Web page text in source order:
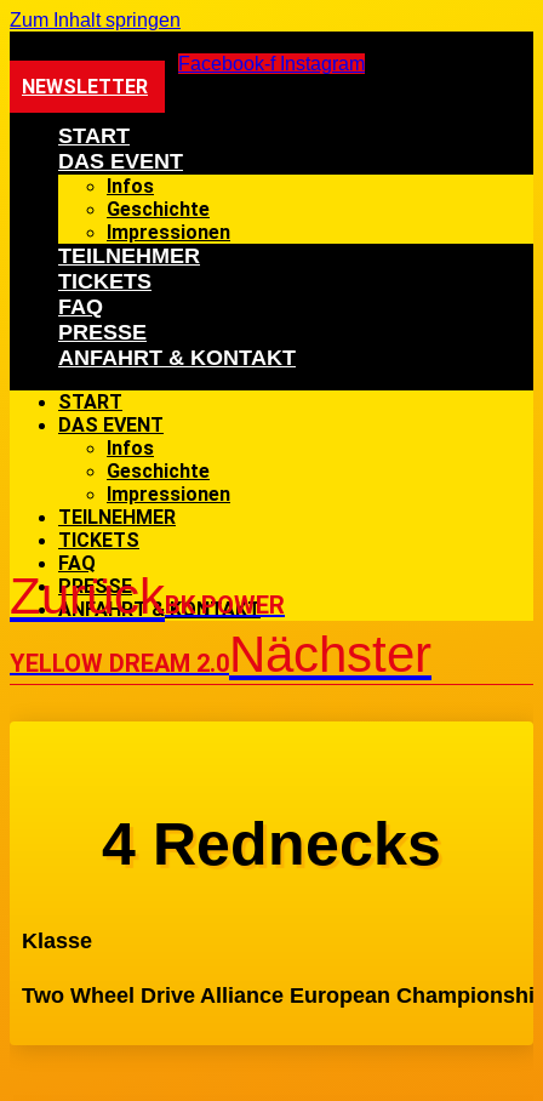
Zum Inhalt springen
Facebook-f Instagram
NEWSLETTER
START
DAS EVENT
Infos
Geschichte
Impressionen
TEILNEHMER
TICKETS
FAQ
PRESSE
ANFAHRT & KONTAKT
START
DAS EVENT
Infos
Geschichte
Impressionen
TEILNEHMER
TICKETS
FAQ
PRESSE
ANFAHRT & KONTAKT
ZurückBK POWER
YELLOW DREAM 2.0Nächster
4 Rednecks
Klasse
Two Wheel Drive Alliance European